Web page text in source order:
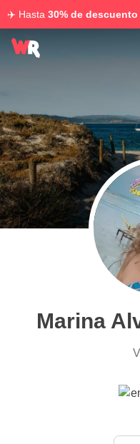
✈️ Hasta 30% de descuento
Marina